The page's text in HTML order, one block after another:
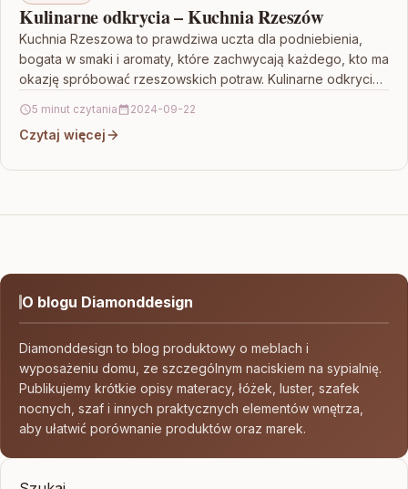
Kulinarne odkrycia – Kuchnia Rzeszów
Kuchnia Rzeszowa to prawdziwa uczta dla podniebienia,
bogata w smaki i aromaty, które zachwycają każdego, kto ma
okazję spróbować rzeszowskich potraw. Kulinarne odkrycia
5 minut czytania 2024-09-22
Czytaj więcej
O blogu Diamonddesign
Diamonddesign to blog produktowy o meblach i
wyposażeniu domu, ze szczególnym naciskiem na sypialnię.
Publikujemy krótkie opisy materacy, łóżek, luster, szafek
nocnych, szaf i innych praktycznych elementów wnętrza,
aby ułatwić porównanie produktów oraz marek.